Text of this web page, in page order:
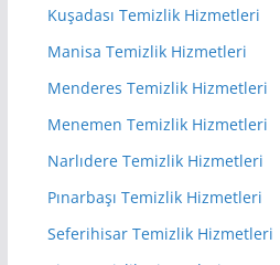
Kuşadası Temizlik Hizmetleri
Manisa Temizlik Hizmetleri
Menderes Temizlik Hizmetleri
Menemen Temizlik Hizmetleri
Narlıdere Temizlik Hizmetleri
Pınarbaşı Temizlik Hizmetleri
Seferihisar Temizlik Hizmetleri